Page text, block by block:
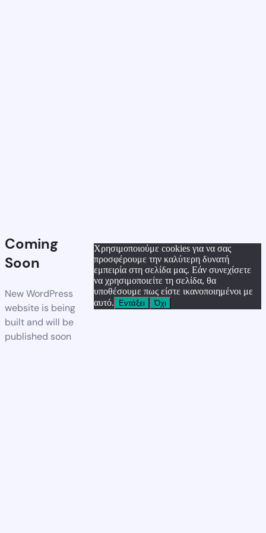
Coming
Soon
New WordPress
website is being
built and will be
published soon
Χρησιμοποιούμε cookies για να σας
προσφέρουμε την καλύτερη δυνατή
εμπειρία στη σελίδα μας. Εάν συνεχίσετε
να χρησιμοποιείτε τη σελίδα, θα
υποθέσουμε πως είστε ικανοποιημένοι με
αυτό.
Εντάξει Όχι